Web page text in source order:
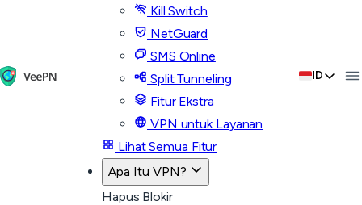
Kill Switch
NetGuard
SMS Online
Split Tunneling
Fitur Ekstra
VPN untuk Layanan
Lihat Semua Fitur
Apa Itu VPN?
Hapus Blokir
ID